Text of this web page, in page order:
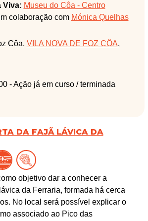
Viva: Museu do Côa - Centro
colaboração com Mónica Quelhas
Côa, VILA NOVA DE FOZ CÔA,
- Ação já em curso / terminada
DA FAJÃ LÁVICA DA
objetivo dar a conhecer a
da Ferraria, formada há cerca
No local será possível explicar o
associado ao Pico das